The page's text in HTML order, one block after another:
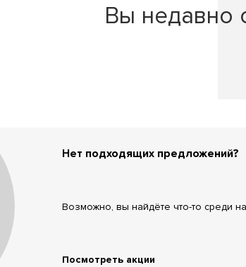
Вы недавно
Нет подходящих предложений?
Возможно, вы найдёте что-то среди
Посмотреть акции